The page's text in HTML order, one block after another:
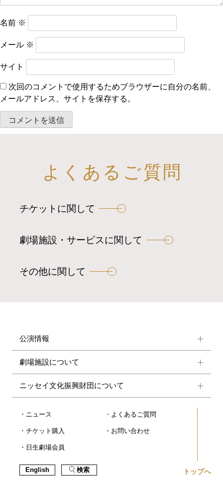
名前 ※
メール ※
サイト
次回のコメントで使用するためブラウザーに自分の名前、
メールアドレス、サイトを保存する。
よくあるご質問
チケットに関して
劇場施設・サービスに関して
その他に関して
公演情報
劇場施設について
ニッセイ文化振興財団について
ニュース
チケット購入
日生劇場会員
よくあるご質問
お問い合わせ
English 検索 トップへ